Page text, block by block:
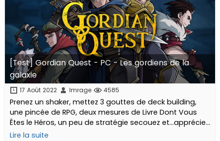
[Test] Gordian Quest - PC - Les gordiens de la
galaxie
17 Août 2022 Imrage 4585
Prenez un shaker, mettez 3 gouttes de deck building,
une pincée de RPG, deux mesures de Livre Dont Vous
Êtes le Héros, un peu de stratégie secouez et…appréciez
un cocktail malin et diablement efficace...
Lire la suite